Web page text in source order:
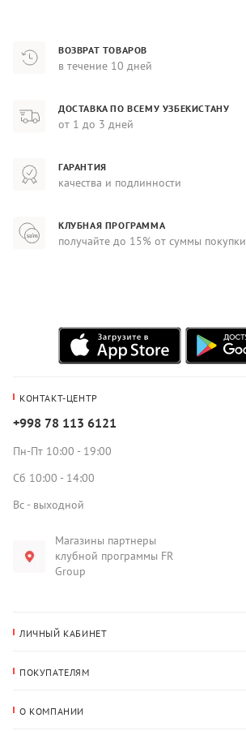
ВОЗВРАТ ТОВАРОВ
в течение 10 дней
ДОСТАВКА ПО ВСЕМУ УЗБЕКИСТАНУ
от 1 до 3 дней
ГАРАНТИЯ
качества и подлинности
КЛУБНАЯ ПРОГРАММА
получайте до 15% от суммы покупки
КОНТАКТ-ЦЕНТР
+998 78 113 6121
Пн-Пт 10:00 - 19:00
Сб 10:00 - 14:00
Вс - выходной
Магазины партнеры
клубной программы FR
Group
ЛИЧНЫЙ КАБИНЕТ
Адрес для доставки
ПОКУПАТЕЛЯМ
О КОМПАНИИ